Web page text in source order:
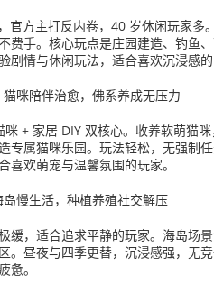
官方主打反内卷，40 岁休闲玩家
费手。核心玩点是庄园建造、钓鱼
剧情与休闲玩法，适合喜欢沉浸感的
咪陪伴治愈，佛系养成无压力
+ 家居 DIY 双核心。收养软萌猫
专属猫咪乐园。玩法轻松，无强制
喜欢萌宠与温馨氛围的玩家。
慢生活，种植养殖社交解压
缓，适合追求平静的玩家。海岛场
。昼夜与四季更替，沉浸感强，无
惫。